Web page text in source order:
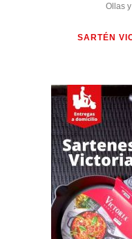
Ollas
SARTÉN